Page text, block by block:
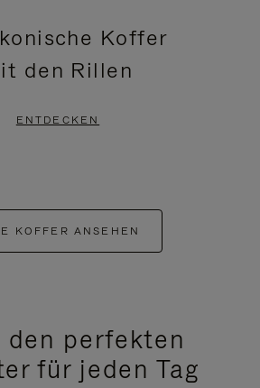
Koffer
den Rillen
ENTDECKEN
KOFFER ANSEHEN
den perfekten
für jeden Tag